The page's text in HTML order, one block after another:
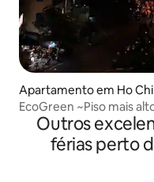
Apartamento em Ho
EcoGreen ~Piso mais
Vistas para o fogo de
Outros
férias perto